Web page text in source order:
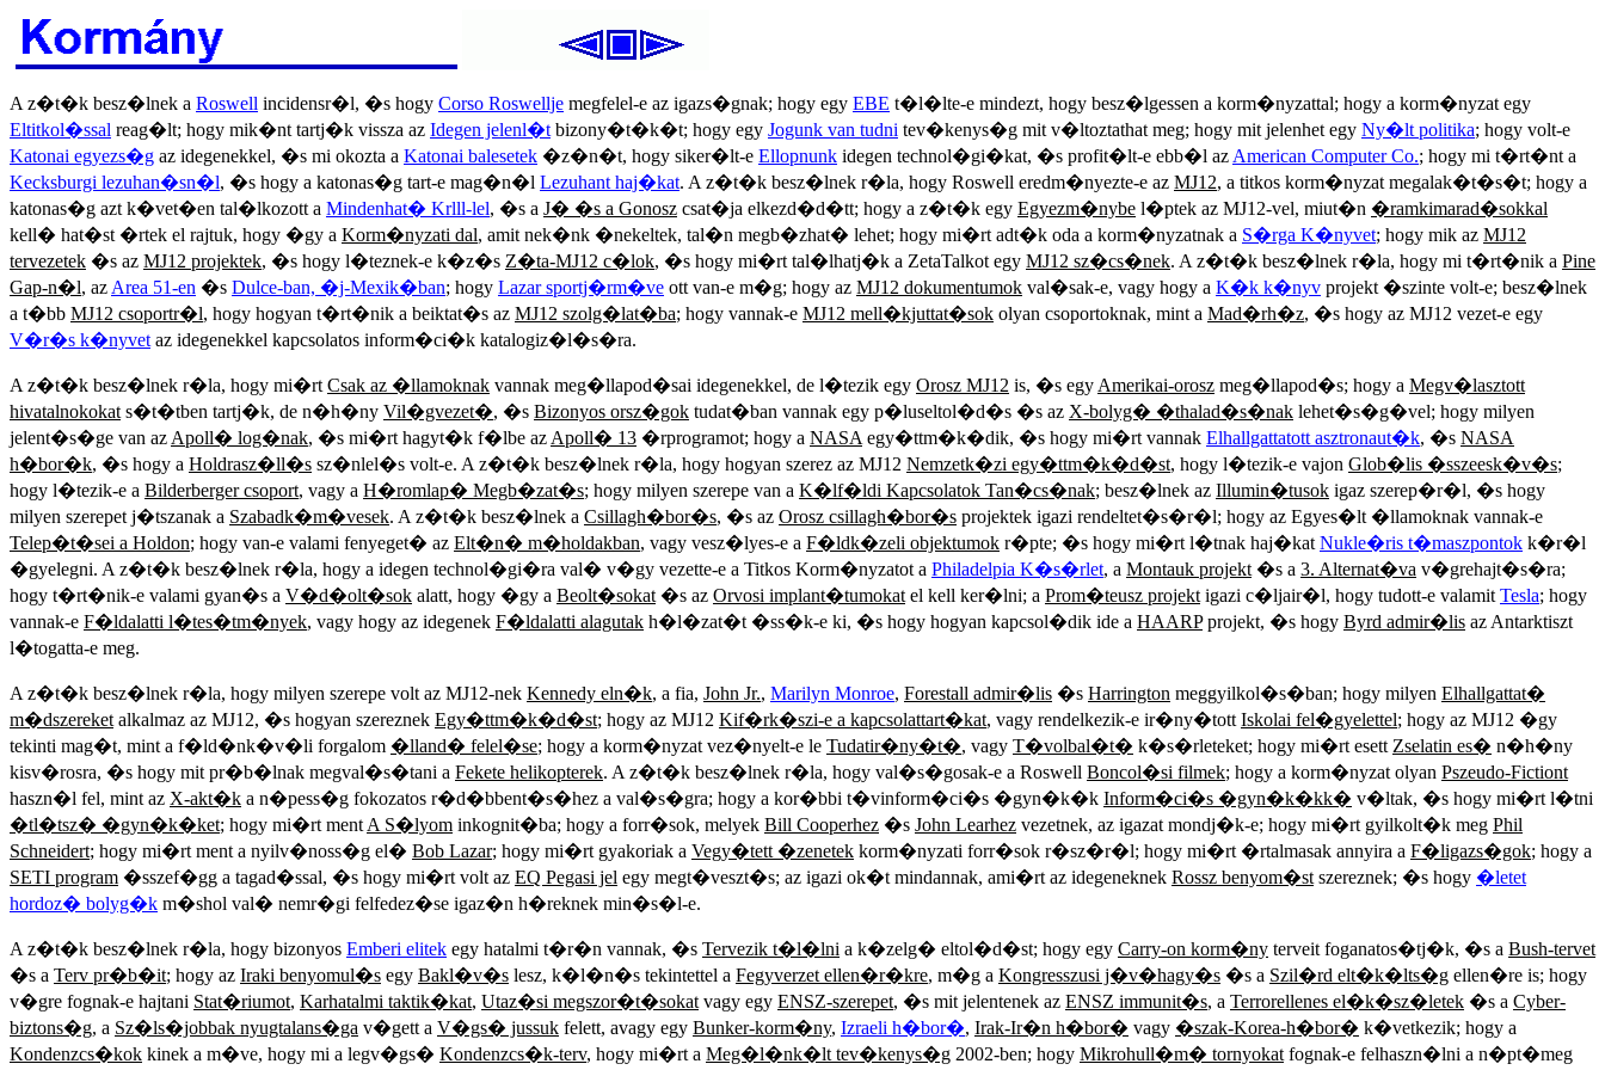
A z�t�k besz�lnek a Roswell incidensr�l, �s hogy Corso Roswellje megfelel-e az igazs�gnak; hogy egy EBE t�l�lte-e mindezt, hogy besz�lgessen a korm�nyzattal; hogy a korm�nyzat egy
Eltitkol�ssal reag�lt; hogy mik�nt tartj�k vissza az Idegen jelenl�t bizony�t�k�t; hogy egy Jogunk van tudni tev�kenys�g mit v�ltoztathat meg; hogy mit jelenhet egy Ny�lt politika; hogy volt-e
Katonai egyezs�g az idegenekkel, �s mi okozta a Katonai balesetek �z�n�t, hogy siker�lt-e Ellopnunk idegen technol�gi�kat, �s profit�lt-e ebb�l az American Computer Co.; hogy mi t�rt�nt a
Kecksburgi lezuhan�sn�l, �s hogy a katonas�g tart-e mag�n�l Lezuhant haj�kat. A z�t�k besz�lnek r�la, hogy Roswell eredm�nyezte-e az MJ12, a titkos korm�nyzat megalak�t�s�t; hogy a
katonas�g azt k�vet�en tal�lkozott a Mindenhat� Krlll-lel, �s a J� �s a Gonosz csat�ja elkezd�d�tt; hogy a z�t�k egy Egyezm�nybe l�ptek az MJ12-vel, miut�n �ramkimarad�sokkal
kell� hat�st �rtek el rajtuk, hogy �gy a Korm�nyzati dal, amit nek�nk �nekeltek, tal�n megb�zhat� lehet; hogy mi�rt adt�k oda a korm�nyzatnak a S�rga K�nyvet; hogy mik az MJ12
tervezetek �s az MJ12 projektek, �s hogy l�teznek-e k�z�s Z�ta-MJ12 c�lok, �s hogy mi�rt tal�lhatj�k a ZetaTalkot egy MJ12 sz�cs�nek. A z�t�k besz�lnek r�la, hogy mi t�rt�nik a Pine
Gap-n�l, az Area 51-en �s Dulce-ban, �j-Mexik�ban; hogy Lazar sportj�rm�ve ott van-e m�g; hogy az MJ12 dokumentumok val�sak-e, vagy hogy a K�k k�nyv projekt �szinte volt-e; besz�lnek
a t�bb MJ12 csoportr�l, hogy hogyan t�rt�nik a beiktat�s az MJ12 szolg�lat�ba; hogy vannak-e MJ12 mell�kjuttat�sok olyan csoportoknak, mint a Mad�rh�z, �s hogy az MJ12 vezet-e egy
V�r�s k�nyvet az idegenekkel kapcsolatos inform�ci�k katalogiz�l�s�ra.
A z�t�k besz�lnek r�la, hogy mi�rt Csak az �llamoknak vannak meg�llapod�sai idegenekkel, de l�tezik egy Orosz MJ12 is, �s egy Amerikai-orosz meg�llapod�s; hogy a Megv�lasztott
hivatalnokokat s�t�tben tartj�k, de n�h�ny Vil�gvezet�, �s Bizonyos orsz�gok tudat�ban vannak egy p�luseltol�d�s �s az X-bolyg� �thalad�s�nak lehet�s�g�vel; hogy milyen
jelent�s�ge van az Apoll� log�nak, �s mi�rt hagyt�k f�lbe az Apoll� 13 �rprogramot; hogy a NASA egy�ttm�k�dik, �s hogy mi�rt vannak Elhallgattatott asztronaut�k, �s NASA
h�bor�k, �s hogy a Holdrasz�ll�s sz�nlel�s volt-e. A z�t�k besz�lnek r�la, hogy hogyan szerez az MJ12 Nemzetk�zi egy�ttm�k�d�st, hogy l�tezik-e vajon Glob�lis �sszeesk�v�s;
hogy l�tezik-e a Bilderberger csoport, vagy a H�romlap� Megb�zat�s; hogy milyen szerepe van a K�lf�ldi Kapcsolatok Tan�cs�nak; besz�lnek az Illumin�tusok igaz szerep�r�l, �s hogy
milyen szerepet j�tszanak a Szabadk�m�vesek. A z�t�k besz�lnek a Csillagh�bor�s, �s az Orosz csillagh�bor�s projektek igazi rendeltet�s�r�l; hogy az Egyes�lt �llamoknak vannak-e
Telep�t�sei a Holdon; hogy van-e valami fenyeget� az Elt�n� m�holdakban, vagy vesz�lyes-e a F�ldk�zeli objektumok r�pte; �s hogy mi�rt l�tnak haj�kat Nukle�ris t�maszpontok k�r�l
�gyelegni. A z�t�k besz�lnek r�la, hogy a idegen technol�gi�ra val� v�gy vezette-e a Titkos Korm�nyzatot a Philadelpia K�s�rlet, a Montauk projekt �s a 3. Alternat�va v�grehajt�s�ra;
hogy t�rt�nik-e valami gyan�s a V�d�olt�sok alatt, hogy �gy a Beolt�sokat �s az Orvosi implant�tumokat el kell ker�lni; a Prom�teusz projekt igazi c�ljair�l, hogy tudott-e valamit Tesla; hogy
vannak-e F�ldalatti l�tes�tm�nyek, vagy hogy az idegenek F�ldalatti alagutak h�l�zat�t �ss�k-e ki, �s hogy hogyan kapcsol�dik ide a HAARPprojekt, �s hogy Byrd admir�lis az Antarktiszt
l�togatta-e meg.
A z�t�k besz�lnek r�la, hogy milyen szerepe volt az MJ12-nek Kennedy eln�k, a fia, John Jr., Marilyn Monroe, Forestall admir�lis �s Harrington meggyilkol�s�ban; hogy milyen Elhallgattat�
m�dszereket alkalmaz az MJ12, �s hogyan szereznek Egy�ttm�k�d�st; hogy az MJ12 Kif�rk�szi-e a kapcsolattart�kat, vagy rendelkezik-e ir�ny�tott Iskolai fel�gyelettel; hogy az MJ12 �gy
tekinti mag�t, mint a f�ld�nk�v�li forgalom �lland� felel�se; hogy a korm�nyzat vez�nyelt-e le Tudatir�ny�t�, vagy T�volbal�t� k�s�rleteket; hogy mi�rt esett Zselatin es� n�h�ny
kisv�rosra, �s hogy mit pr�b�lnak megval�s�tani a Fekete helikopterek. A z�t�k besz�lnek r�la, hogy val�s�gosak-e a Roswell Boncol�si filmek; hogy a korm�nyzat olyan Pszeudo-Fictiont
haszn�l fel, mint az X-akt�k a n�pess�g fokozatos r�d�bbent�s�hez a val�s�gra; hogy a kor�bbi t�vinform�ci�s �gyn�k�k Inform�ci�s �gyn�k�kk� v�ltak, �s hogy mi�rt l�tni
�tl�tsz� �gyn�k�ket; hogy mi�rt ment A S�lyom inkognit�ba; hogy a forr�sok, melyek Bill Cooperhez �s John Learhez vezetnek, az igazat mondj�k-e; hogy mi�rt gyilkolt�k meg Phil
Schneidert; hogy mi�rt ment a nyilv�noss�g el� Bob Lazar; hogy mi�rt gyakoriak a Vegy�tett �zenetek korm�nyzati forr�sok r�sz�r�l; hogy mi�rt �rtalmasak annyira a F�ligazs�gok; hogy a
SETI program �sszef�gg a tagad�ssal, �s hogy mi�rt volt az EQ Pegasi jel egy megt�veszt�s; az igazi ok�t mindannak, ami�rt az idegeneknek Rossz benyom�st szereznek; �s hogy �letet
hordoz� bolyg�k m�shol val� nemr�gi felfedez�se igaz�n h�reknek min�s�l-e.
A z�t�k besz�lnek r�la, hogy bizonyos Emberi elitek egy hatalmi t�r�n vannak, �s Tervezik t�l�lni a k�zelg� eltol�d�st; hogy egy Carry-on korm�ny terveit foganatos�tj�k, �s a Bush-tervet
�s a Terv pr�b�it; hogy az Iraki benyomul�s egy Bakl�v�s lesz, k�l�n�s tekintettel a Fegyverzet ellen�r�kre, m�g a Kongresszusi j�v�hagy�s �s a Szil�rd elt�k�lts�g ellen�re is; hogy
v�gre fognak-e hajtani Stat�riumot, Karhatalmi taktik�kat, Utaz�si megszor�t�sokat vagy egy ENSZ-szerepet, �s mit jelentenek az ENSZ immunit�s, a Terrorellenes el�k�sz�letek �s a Cyber-
biztons�g, a Sz�ls�jobbak nyugtalans�ga v�gett a V�gs� jussuk felett, avagy egy Bunker-korm�ny, Izraeli h�bor�, Irak-Ir�n h�bor� vagy �szak-Korea-h�bor� k�vetkezik; hogy a
Kondenzcs�kok kinek a m�ve, hogy mi a legv�gs� Kondenzcs�k-terv, hogy mi�rt a Meg�l�nk�lt tev�kenys�g 2002-ben; hogy Mikrohull�m� tornyokat fognak-e felhaszn�lni a n�pt�meg